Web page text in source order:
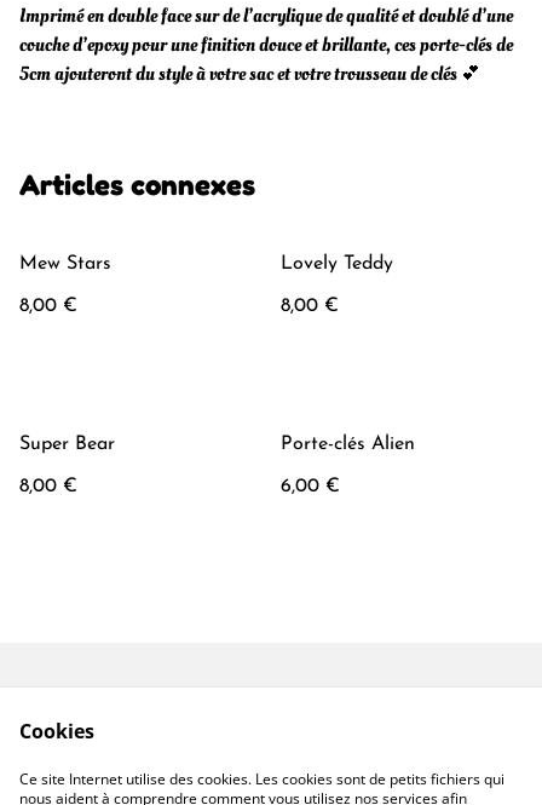
Imprimé en double face sur de l’acrylique de qualité et doublé d’une
couche d’epoxy pour une finition douce et brillante, ces porte-clés de
5cm ajouteront du style à votre sac et votre trousseau de clés 💕
Articles connexes
Mew Stars
8,00 €
Lovely Teddy
8,00 €
Super Bear
8,00 €
Porte-clés Alien
6,00 €
Contactez-moi
Cookies
Ce site Internet utilise des cookies. Les cookies sont de petits fichiers qui
nous aident à comprendre comment vous utilisez nos services afin